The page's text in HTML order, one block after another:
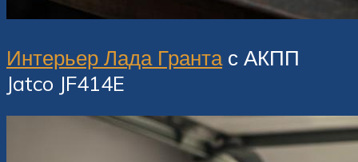
Интерьер Лада Грантас АКПП
Jatco JF414E